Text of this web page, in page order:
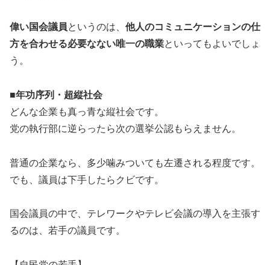
偉い国会議員というのは、 他人のコミュニケーションの仕
方を合わせる必要なない唯一の職業といってもよいでしょ
う。
■年功序列・超縦社会
どんな企業も真っ青な縦社会です。
党の執行部に逆らったら次の選挙公認もらえません。
普通の企業なら、多少噛みついても左遷される程度です。
でも、議員は下手したらクビです。
国会議員の中で、テレワークやテレビ会議の導入を主張す
るのは、若手の議員です。